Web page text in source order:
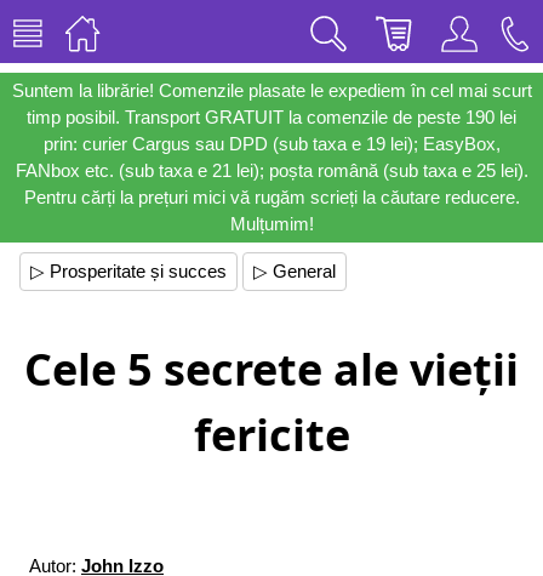
Suntem la librărie! Comenzile plasate le expediem în cel mai scurt
timp posibil. Transport GRATUIT la comenzile de peste 190 lei
prin: curier Cargus sau DPD (sub taxa e 19 lei); EasyBox,
FANbox etc. (sub taxa e 21 lei); poșta română (sub taxa e 25 lei).
Pentru cărți la prețuri mici vă rugăm scrieți la căutare reducere.
Mulțumim!
▷ Prosperitate și succes ▷ General
Cele 5 secrete ale vieții
fericite
Autor: John Izzo